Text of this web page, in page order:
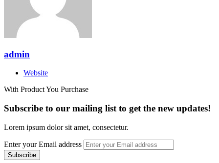
admin
Website
With Product You Purchase
Subscribe to our mailing list to get the new updates!
Lorem ipsum dolor sit amet, consectetur.
Enter your Email address